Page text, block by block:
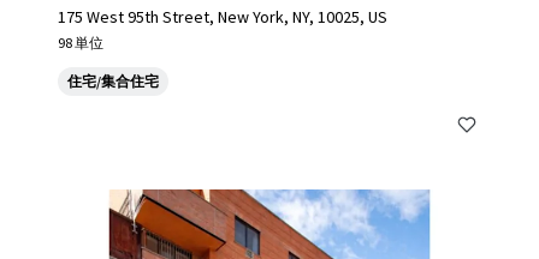
175 West 95th Street, New York, NY, 10025, US
98 単位
住宅/集合住宅